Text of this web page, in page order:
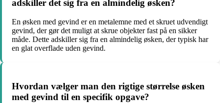
adskiller det sig fra en almindelig øsken?
En øsken med gevind er en metalemne med et skruet udvendigt
gevind, der gør det muligt at skrue objekter fast på en sikker
måde. Dette adskiller sig fra en almindelig øsken, der typisk har
en glat overflade uden gevind.
Hvordan vælger man den rigtige størrelse øsken
med gevind til en specifik opgave?